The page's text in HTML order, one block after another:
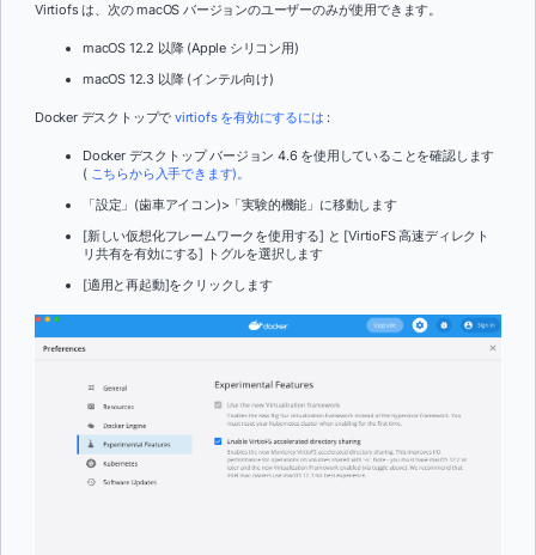
Virtiofs は、次の macOS バージョンのユーザーのみが使用できます。
macOS 12.2 以降 (Apple シリコン用)
macOS 12.3 以降 (インテル向け)
Docker デスクトップでvirtiofs を有効にするには :
Docker デスクトップ バージョン 4.6 を使用していることを確認します
( こちらから入手できます)。
「設定」(歯車アイコン)>「実験的機能」に移動します
[新しい仮想化フレームワークを使用する] と [VirtioFS 高速ディレクト
リ共有を有効にする] トグルを選択します
[適用と再起動]をクリックします